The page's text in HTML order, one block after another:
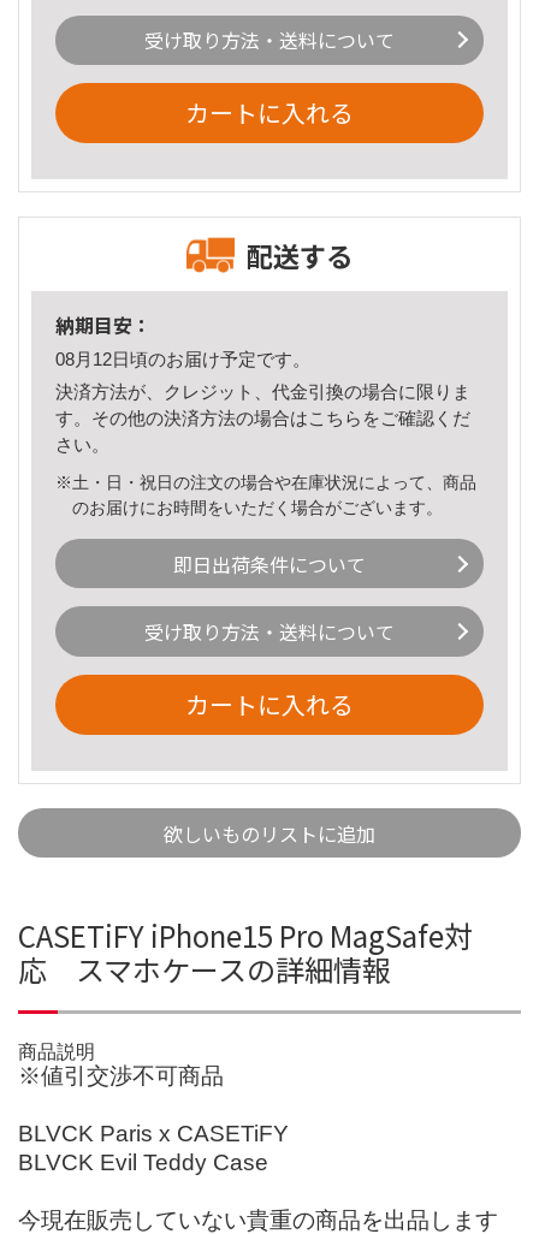
受け取り方法・送料について
カートに入れる
配送する
納期目安：
08月12日頃のお届け予定です。
決済方法が、クレジット、代金引換の場合に限りま
す。その他の決済方法の場合はこちら をご確認くだ
さい。
※土・日・祝日の注文の場合や在庫状況によって、商品
のお届けにお時間をいただく場合がございます。
即日出荷条件について
受け取り方法・送料について
カートに入れる
欲しいものリストに追加
CASETiFY iPhone15 Pro MagSafe対
応 スマホケースの詳細情報
商品説明
※値引交渉不可商品
BLVCK Paris x CASETiFY
BLVCK Evil Teddy Case
今現在販売していない貴重の商品を出品します